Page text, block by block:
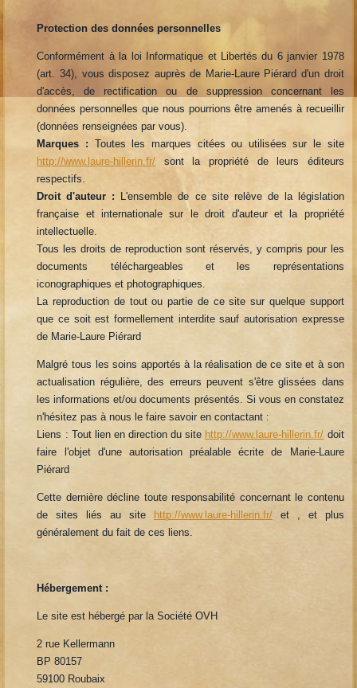
Protection des données personnelles
Conformément à la loi Informatique et Libertés du 6 janvier 1978
(art. 34), vous disposez auprès de Marie-Laure Piérard d'un droit
d'accès, de rectification ou de suppression concernant les
données personnelles que nous pourrions être amenés à recueillir
(données renseignées par vous).
Marques : Toutes les marques citées ou utilisées sur le site
http://www.laure-hillerin.fr/ sont la propriété de leurs éditeurs
respectifs.
Droit d'auteur : L'ensemble de ce site relève de la législation
française et internationale sur le droit d'auteur et la propriété
intellectuelle.
Tous les droits de reproduction sont réservés, y compris pour les
documents téléchargeables et les représentations
iconographiques et photographiques.
La reproduction de tout ou partie de ce site sur quelque support
que ce soit est formellement interdite sauf autorisation expresse
de Marie-Laure Piérard
Malgré tous les soins apportés à la réalisation de ce site et à son
actualisation régulière, des erreurs peuvent s'être glissées dans
les informations et/ou documents présentés. Si vous en constatez
n'hésitez pas à nous le faire savoir en contactant :
Liens : Tout lien en direction du site http://www.laure-hillerin.fr/ doit
faire l'objet d'une autorisation préalable écrite de Marie-Laure
Piérard
Cette dernière décline toute responsabilité concernant le contenu
de sites liés au site
http://www.laure-hillerin.fr/et , et plus
généralement du fait de ces liens.
Hébergement :
Le site est hébergé par la Société OVH
2 rue Kellermann
BP 80157
59100 Roubaix